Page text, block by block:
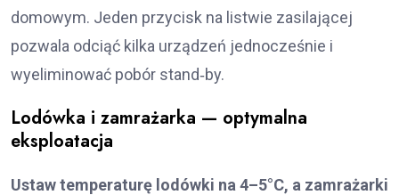
domowym. Jeden przycisk na listwie zasilającej
pozwala odciąć kilka urządzeń jednocześnie i
wyeliminować pobór stand‑by.
Lodówka i zamrażarka — optymalna
eksploatacja
Ustaw temperaturę lodówki na 4–5°C, a zamrażarki